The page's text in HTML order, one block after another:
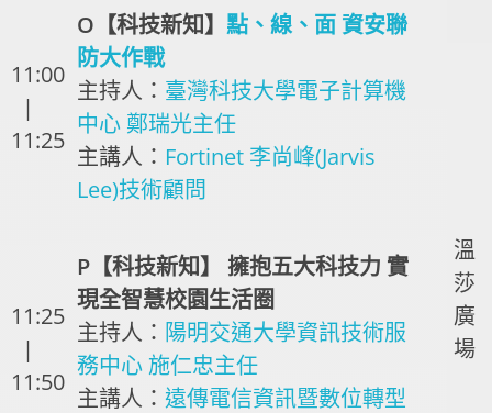
11:00
|
11:25
O【科技新知】 點、線、面 資安聯
防大作戰
主持人： 臺灣科技大學電子計算機
中心 鄭瑞光主任
主講人： Fortinet 李尚峰(Jarvis
Lee)技術顧問
溫
莎
廣
場
11:25
|
11:50
P【科技新知】 擁抱五大科技力 實
現全智慧校園生活圈
主持人： 陽明交通大學資訊技術服
務中心 施仁忠主任
主講人： 遠傳電信資訊暨數位轉型